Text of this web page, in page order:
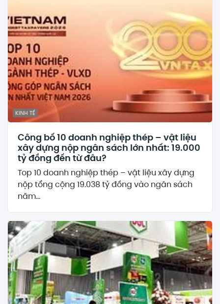
KINH TẾ
Công bố 10 doanh nghiệp thép – vật liệu
xây dựng nộp ngân sách lớn nhất: 19.000
tỷ đồng đến từ đâu?
Top 10 doanh nghiệp thép – vật liệu xây dựng
nộp tổng cộng 19.038 tỷ đồng vào ngân sách
năm...